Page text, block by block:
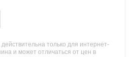
только для интернет-
и может отличаться от цен в